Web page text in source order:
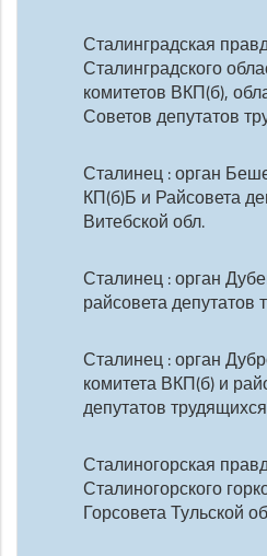
Сталинградская
Сталинградского
комитетов ВКП(б),
Советов депутатов
Сталинец : орган
КП(б)Б и Райсовета
Витебской обл.
Сталинец : орган
райсовета депутатов
Сталинец : орган
комитета ВКП(б) и
депутатов
Сталиногорская
Сталиногорского
Горсовета Тульской